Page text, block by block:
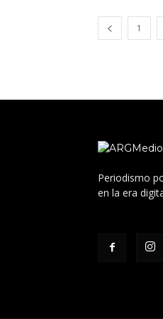
1
Periodismo
en la era